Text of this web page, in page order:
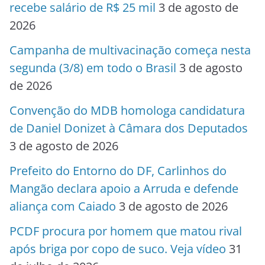
recebe salário de R$ 25 mil 3 de agosto de
2026
Campanha de multivacinação começa nesta
segunda (3/8) em todo o Brasil 3 de agosto
de 2026
Convenção do MDB homologa candidatura
de Daniel Donizet à Câmara dos Deputados
3 de agosto de 2026
Prefeito do Entorno do DF, Carlinhos do
Mangão declara apoio a Arruda e defende
aliança com Caiado 3 de agosto de 2026
PCDF procura por homem que matou rival
após briga por copo de suco. Veja vídeo 31